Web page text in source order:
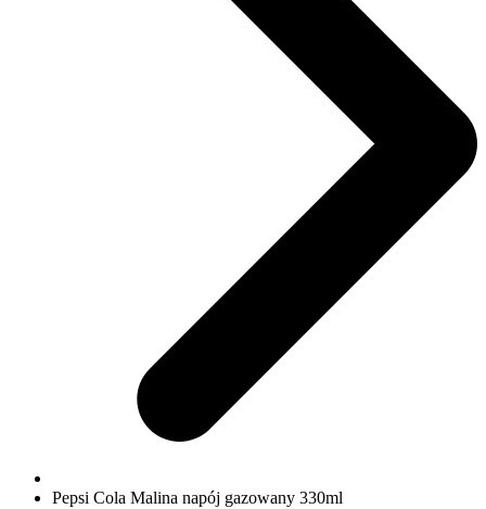
Pepsi Cola Malina napój gazowany 330ml